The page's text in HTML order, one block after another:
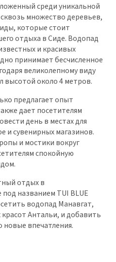
среди уникальной
множество деревьев,
которые стоит
отдыха в Сиде. Водопад
и красивых
принимает бесчисленное
великолепному виду
высотой около 4 метров.
предлагает опыт
дает посетителям
день в местах для
и сувенирных магазинов.
и мостики вокруг
спокойную
отдых в
названием TUI BLUE
водопад Манавгат,
Антальи, и добавить
новые впечатления.